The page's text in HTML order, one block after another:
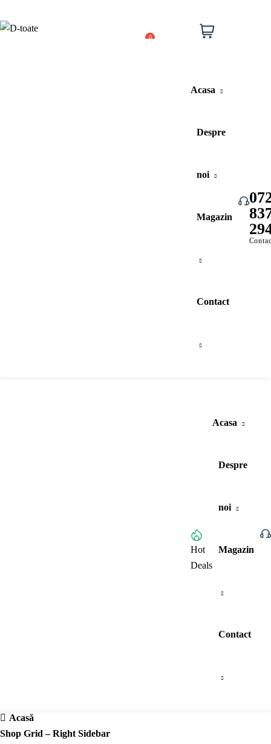
dorinte
0
Acasa
Despre
noi
Magazin
Contact
Hot
Deals
Acasa
Despre
noi
Magazin
Contact
Acasă
Shop Grid – Right Sidebar